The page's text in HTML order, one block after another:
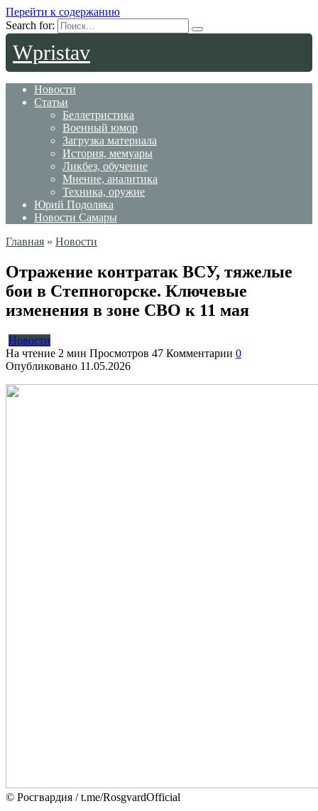
Перейти к содержанию
Search for:
Wpristav
Новости
Статьи
Беллетристика
Военный юмор
Загрузка материала
История, мемуары
Ликбез, обучение
Мнение, аналитика
Техника, оружие
Юрий Подоляка
Новости Самары
Главная » Новости
Отражение контратак ВСУ, тяжелые
бои в Степногорске. Ключевые
изменения в зоне СВО к 11 мая
Новости
На чтение 2 мин Просмотров 47 Комментарии 0
Опубликовано 11.05.2026
© Росгвардия / t.me/RosgvardOfficial